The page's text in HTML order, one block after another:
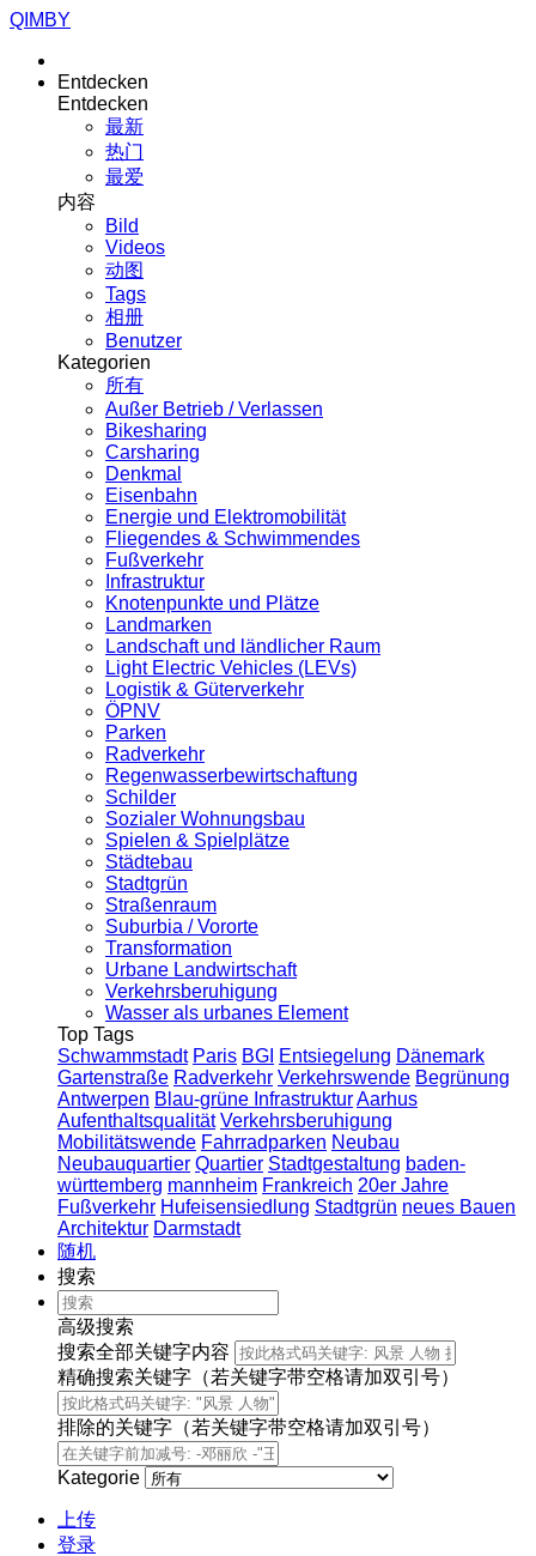
QIMBY
Entdecken
Entdecken
最新
热门
最爱
内容
Bild
Videos
动图
Tags
相册
Benutzer
Kategorien
所有
Außer Betrieb / Verlassen
Bikesharing
Carsharing
Denkmal
Eisenbahn
Energie und Elektromobilität
Fliegendes & Schwimmendes
Fußverkehr
Infrastruktur
Knotenpunkte und Plätze
Landmarken
Landschaft und ländlicher Raum
Light Electric Vehicles (LEVs)
Logistik & Güterverkehr
ÖPNV
Parken
Radverkehr
Regenwasserbewirtschaftung
Schilder
Sozialer Wohnungsbau
Spielen & Spielplätze
Städtebau
Stadtgrün
Straßenraum
Suburbia / Vororte
Transformation
Urbane Landwirtschaft
Verkehrsberuhigung
Wasser als urbanes Element
Top Tags
Schwammstadt Paris BGI Entsiegelung Dänemark
Gartenstraße Radverkehr Verkehrswende Begrünung
Antwerpen Blau-grüne InfrastrukturAarhus
Aufenthaltsqualität Verkehrsberuhigung
Mobilitätswende Fahrradparken Neubau
Neubauquartier Quartier Stadtgestaltung baden-
württemberg mannheim Frankreich 20er Jahre
Fußverkehr Hufeisensiedlung Stadtgrün neues Bauen
Architektur Darmstadt
随机
搜索
高级搜索
搜索全部关键字内容
精确搜索关键字（若关键字带空格请加双引号）
排除的关键字（若关键字带空格请加双引号）
Kategorie
上传
登录